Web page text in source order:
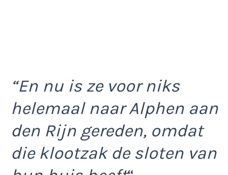
“En nu is ze voor niks
helemaal naar Alphen aan
den Rijn gereden, omdat
die klootzak de sloten van